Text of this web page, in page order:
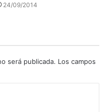
24/09/2014
será publicada. Los campos